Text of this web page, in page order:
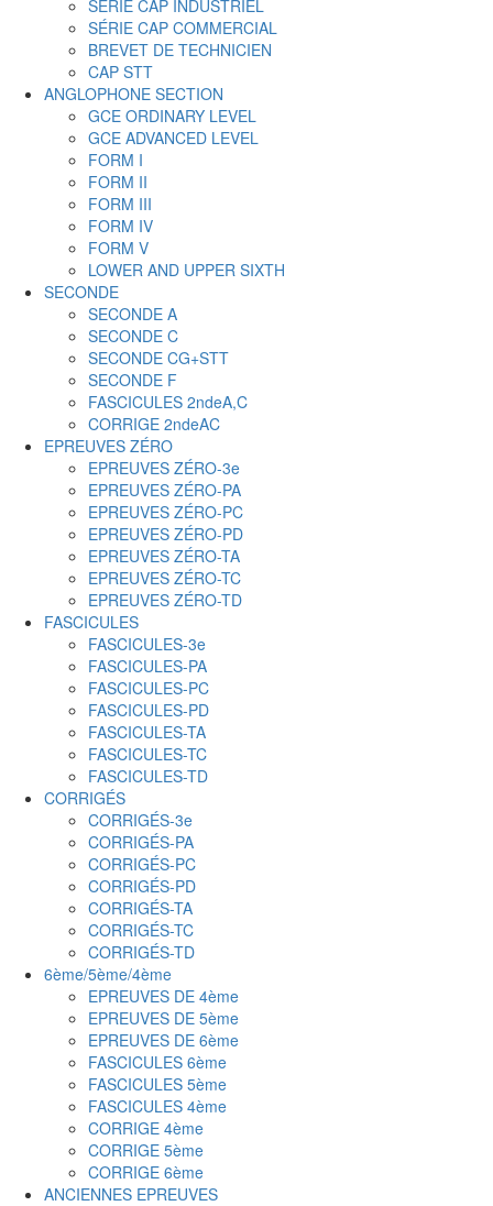
SÉRIE CAP INDUSTRIEL
SÉRIE CAP COMMERCIAL
BREVET DE TECHNICIEN
CAP STT
ANGLOPHONE SECTION
GCE ORDINARY LEVEL
GCE ADVANCED LEVEL
FORM I
FORM II
FORM III
FORM IV
FORM V
LOWER AND UPPER SIXTH
SECONDE
SECONDE A
SECONDE C
SECONDE CG+STT
SECONDE F
FASCICULES 2ndeA,C
CORRIGE 2ndeAC
EPREUVES ZÉRO
EPREUVES ZÉRO-3e
EPREUVES ZÉRO-PA
EPREUVES ZÉRO-PC
EPREUVES ZÉRO-PD
EPREUVES ZÉRO-TA
EPREUVES ZÉRO-TC
EPREUVES ZÉRO-TD
FASCICULES
FASCICULES-3e
FASCICULES-PA
FASCICULES-PC
FASCICULES-PD
FASCICULES-TA
FASCICULES-TC
FASCICULES-TD
CORRIGÉS
CORRIGÉS-3e
CORRIGÉS-PA
CORRIGÉS-PC
CORRIGÉS-PD
CORRIGÉS-TA
CORRIGÉS-TC
CORRIGÉS-TD
6ème/5ème/4ème
EPREUVES DE 4ème
EPREUVES DE 5ème
EPREUVES DE 6ème
FASCICULES 6ème
FASCICULES 5ème
FASCICULES 4ème
CORRIGE 4ème
CORRIGE 5ème
CORRIGE 6ème
ANCIENNES EPREUVES